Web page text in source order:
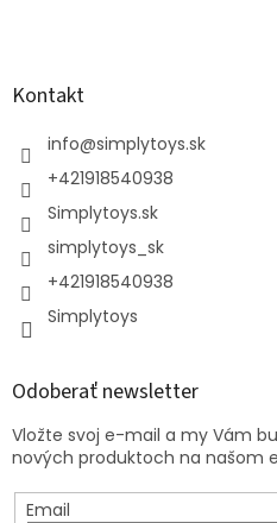
Kontakt
info@simplytoys.sk
+421918540938
Simplytoys.sk
simplytoys_sk
+421918540938
Simplytoys
Odoberať newsletter
Vložte svoj e-mail a my Vám
nových produktoch na našom
Email